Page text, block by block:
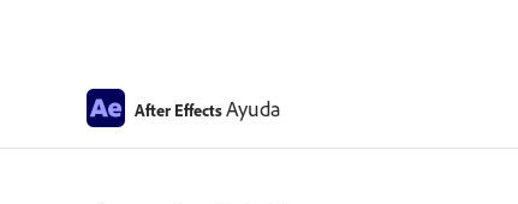
After EffectsAyuda
Efectos de canal